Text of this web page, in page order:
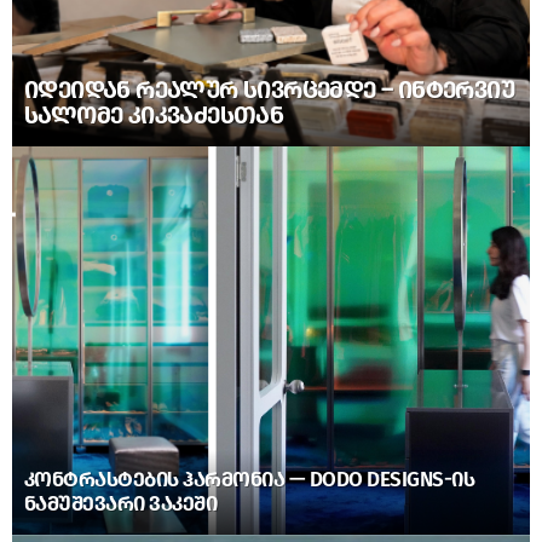
ᲘᲓᲔᲘᲓᲐᲜ ᲠᲔᲐᲚᲣᲠ ᲡᲘᲕᲠᲪᲔᲛᲓᲔ – ᲘᲜᲢᲔᲠᲕᲘᲣ
ᲡᲐᲚᲝᲛᲔ ᲙᲘᲙᲕᲐᲫᲔᲡᲗᲐᲜ
ᲙᲝᲜᲢᲠᲐᲡᲢᲔᲑᲘᲡ ᲰᲐᲠᲛᲝᲜᲘᲐ — DODO DESIGNS-ᲘᲡ
ᲜᲐᲛᲣᲨᲔᲕᲐᲠᲘ ᲕᲐᲙᲔᲨᲘ